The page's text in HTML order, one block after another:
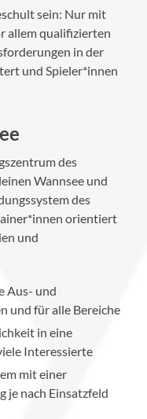
sein: Nur mit
allem qualifizierten
in der
und Spieler*innen
des
Wannsee und
des
orientiert
und
Aus- und
und für alle Bereiche
in eine
Interessierte
mit einer
je nach Einsatzfeld